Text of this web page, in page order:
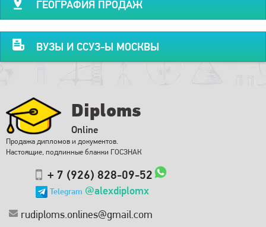
ГЕОГРАФИЯ ПРОДАЖ
ВУЗЫ И ССУЗ-Ы МОСКВЫ
Diploms
Online
Продажа дипломов и документов.
Настоящие, подлинные бланки ГОСЗНАК
+ 7 (926) 828-09-52
Telegram @alexdiplomx
rudiploms.onlines@gmail.com